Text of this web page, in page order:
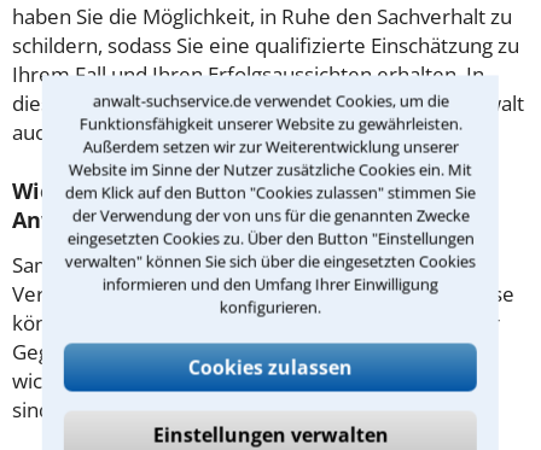
anwalt-suchservice.de verwendet Cookies, um die
Funktionsfähigkeit unserer Website zu gewährleisten.
Außerdem setzen wir zur Weiterentwicklung unserer
Website im Sinne der Nutzer zusätzliche Cookies ein. Mit
dem Klick auf den Button "Cookies zulassen" stimmen Sie
der Verwendung der von uns für die genannten Zwecke
eingesetzten Cookies zu. Über den Button "Einstellungen
verwalten" können Sie sich über die eingesetzten Cookies
informieren und den Umfang Ihrer Einwilligung
konfigurieren.
Cookies zulassen
Einstellungen verwalten
haben Sie die Möglichkeit, in Ruhe den Sachverhalt zu
schildern, sodass Sie eine qualifizierte Einschätzung zu
Ihrem Fall und Ihren Erfolgsaussichten erhalten. In
diesem Termin besprechen Sie dann mit Ihrem Anwalt
auch die weitere Vorgehensweise in Ihrem Fall.
Wie sollten sie Sich auf den Termin beim
Anwalt vorbereiten?
Sammeln Sie im Vorfeld alle Unterlagen wie z.B.
Verträge oder Briefe sowie die Briefumschläge. Diese
könnten mitunter Aufschluss darüber geben, ob der
Gegner Fristen beachtet hat. Gibt es Zeugen oder
wichtige Adressen, die für den Fall von Bedeutung
sind?